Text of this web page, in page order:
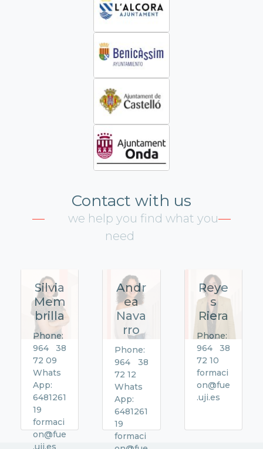
Contact with us
we help you find what you
need
Silvia
Mem
brilla
Phone:
964 38
72 09
Whats
App:
6481261
19
formaci
on@fue
Andr
ea
Nava
rro
Phone:
964 38
72 12
Whats
App:
6481261
19
formaci
Reye
s
Riera
Phone:
964 38
72 10
formaci
on@fue
.uji.es